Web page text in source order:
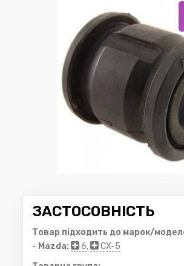
ЗАСТОСОВНІСТЬ
Товар підходить до марок/
- Mazda: 6,
CX-5